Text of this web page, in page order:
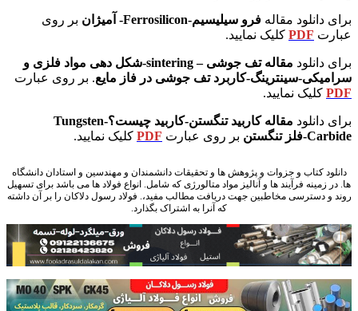
برای دانلود مقاله فرو سیلیسیم-Ferrosilicon- آمیژان
بر روی
عبارت PDF کلیک نمایید.
برای دانلود
مقاله تف جوشی – sintering-شکل دهی مواد فلزی و
سرامیکی-سینترینگ-کاربرد تف جوشی در فاز مایع. بر روی عبارت
PDF کلیک نمایید.
برای دانلود
مقاله کاربید تنگستن-کاربید چیست؟-Tungsten
Carbide-فلز تنگستن
بر روی عبارت PDF کلیک نمایید.
دانلود کتاب و جزوات و پژوهش ها و تحقیقات دانشمندان و مهندسین و استادان دانشگاه
ها. در زمینه فرآیند ها و آنالیز مواد متالورژی که شامل. انواع فولاد ها می باشد برای تسهیل
روند و دسترسی مخاطبین جهت دریافت مطالب مفید،. فولاد رسول دلاکان را بر آن داشته
که آنرا به اشتراک بگذارد.